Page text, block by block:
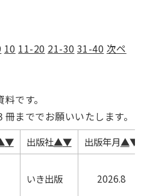
10 11-20 21-30 31-40 次ペ
です。
まででお願いいたします。
▼ 出版社▲▼ 出版年月▲▼
いき出版 2026.8